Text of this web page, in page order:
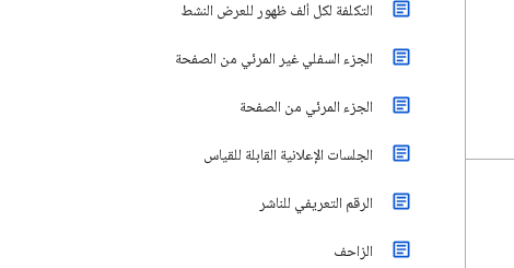
التكلفة لكل ألف ظهور للعرض النشط
الجزء السفلي غير المرئي من الصفحة
الجزء المرئي من الصفحة
الجلسات الإعلانية القابلة للقياس
الرقم التعريفي للناشر
الزاحف